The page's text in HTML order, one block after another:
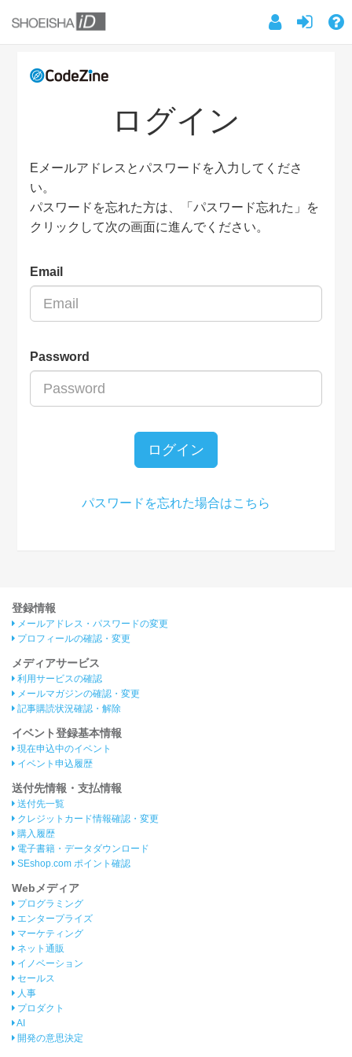
ログイン
Eメールアドレスとパスワードを入力してくださ
い。
パスワードを忘れた方は、「パスワード忘れた」を
クリックして次の画面に進んでください。
Email
Password
ログイン
パスワードを忘れた場合はこちら
登録情報
メールアドレス・パスワードの変更
プロフィールの確認・変更
メディアサービス
利用サービスの確認
メールマガジンの確認・変更
記事購読状況確認・解除
イベント登録基本情報
現在申込中のイベント
イベント申込履歴
送付先情報・支払情報
送付先一覧
クレジットカード情報確認・変更
購入履歴
電子書籍・データダウンロード
SEshop.com ポイント確認
Webメディア
プログラミング
エンタープライズ
マーケティング
ネット通販
イノベーション
セールス
人事
プロダクト
AI
開発の意思決定